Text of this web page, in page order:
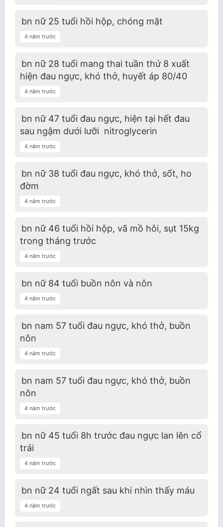
bn nữ 25 tuổi hồi hộp, chóng mặt
4 năm trước
bn nữ 28 tuổi mang thai tuần thứ 8 xuất
hiện đau ngực, khó thở, huyết áp 80/40
4 năm trước
bn nữ 47 tuổi đau ngực, hiện tại hết đau
sau ngậm dưới lưỡi nitroglycerin
4 năm trước
bn nữ 38 tuổi đau ngực, khó thở, sốt, ho
đờm
4 năm trước
bn nữ 46 tuổi hồi hộp, vã mồ hôi, sụt 15kg
trong tháng trước
4 năm trước
bn nữ 84 tuổi buồn nôn và nôn
4 năm trước
bn nam 57 tuổi đau ngực, khó thở, buồn
nôn
4 năm trước
bn nam 57 tuổi đau ngực, khó thở, buồn
nôn
4 năm trước
bn nữ 45 tuổi 8h trước đau ngực lan lên cổ
trái
4 năm trước
bn nữ 24 tuổi ngất sau khi nhìn thấy máu
4 năm trước